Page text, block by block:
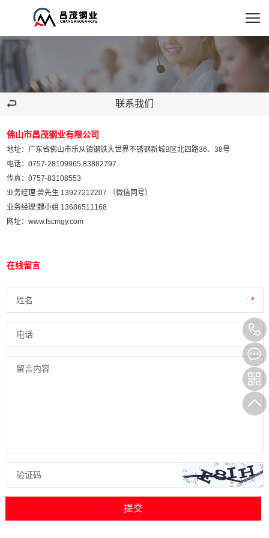
联系我们
佛山市昌茂钢业有限公司
地址：广东省佛山市乐从镇钢铁大世界不锈钢新城B区北四路36、38号
电话：0757-28109965 83882797
传真：0757-83108553
业务经理:曾先生 13927212207 （微信同号）
业务经理:魏小姐 13686511168
网址：www.fscmgy.com
在线留言
姓名 *
电话 *
留言内容
验证码